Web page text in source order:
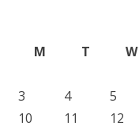
M
T W
3
4 5
10
11 12